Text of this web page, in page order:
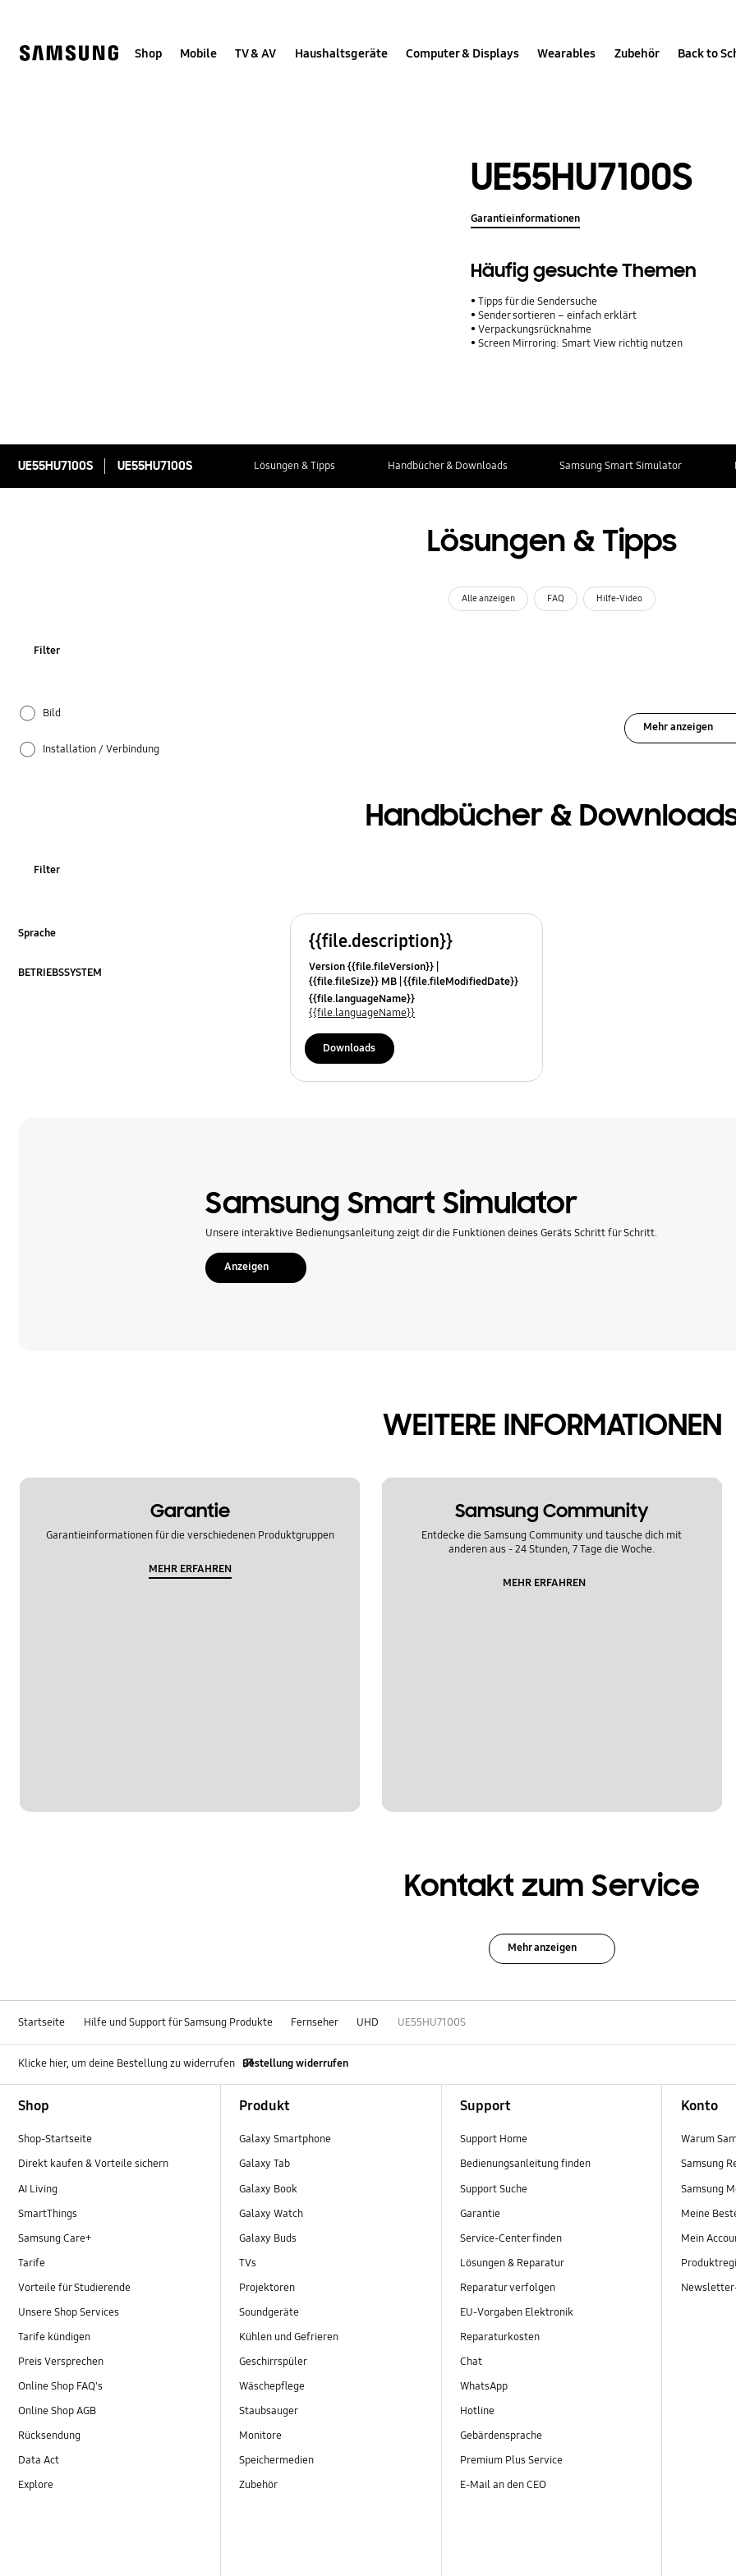
help
Shop Mobile TV & AV Haushaltsgeräte Computer & Displays Wearables Zubehör Back to
UE55HU7100S
Garantieinformationen
Häufig gesuchte Themen
Tipps für die Sendersuche
Sender sortieren – einfach erklärt
Verpackungsrücknahme
Screen Mirroring: Smart View richtig nutzen
UE55HU7100S UE55HU7100S Lösungen & Tipps Handbücher & Downloads Samsung Smart Simulator
Lösungen & Tipps
Alle anzeigen FAQ Hilfe-Video
Filter
Bild
Installation / Verbindung
Ton
Verwendung
Mehr anzeigen
Handbücher &
Filter
Sprache
BETRIEBSSYSTEM
{{file.description}}
Version {{file.fileVersion}}
{{file.fileSize}} MB {{file.fileModifiedDate}}
{{file.osNames}}
{{file.languageName}}
{{file.languageName}}
Downloads
Samsung Smart Simulator
Unsere interaktive Bedienungsanleitung zeigt dir die Funktionen deines Geräts Schritt für Schritt.
Anzeigen
WEITERE INFORMATIONEN
Garantie
Garantieinformationen für die verschiedenen Produktgruppen
MEHR ERFAHREN
Samsung Community
Entdecke die Samsung Community und tausche dich mit
anderen aus - 24 Stunden, 7 Tage die Woche.
MEHR ERFAHREN
Kontakt zum Service
Mehr anzeigen
Startseite Hilfe und Support für Samsung Produkte Fernseher UHD UE55HU7100S
Klicke hier, um deine Bestellung zu widerrufen Bestellung widerrufen
Shop
Shop-Startseite
Direkt kaufen & Vorteile sichern
AI Living
SmartThings
Samsung Care+
Tarife
Vorteile für Studierende
Unsere Shop Services
Tarife kündigen
Preis Versprechen
Online Shop FAQ's
Online Shop AGB
Rücksendung
Data Act
Explore
Produkt
Galaxy Smartphone
Galaxy Tab
Galaxy Book
Galaxy Watch
Galaxy Buds
TVs
Projektoren
Soundgeräte
Kühlen und Gefrieren
Geschirrspüler
Wäschepflege
Staubsauger
Monitore
Speichermedien
Zubehör
Support
Support Home
Bedienungsanleitung finden
Support Suche
Garantie
Service-Center finden
Lösungen & Reparatur
Reparatur verfolgen
EU-Vorgaben Elektronik
Reparaturkosten
Chat
WhatsApp
Hotline
Gebärdensprache
Premium Plus Service
E-Mail an den CEO
Konto
Warum
Samsung
Samsung
Meine
Mein